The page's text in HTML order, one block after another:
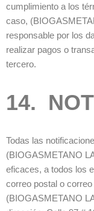
cumplimiento a los
caso,
responsable por los
realizar pagos o
tercero.
14.
Todas las
(BIOGASMETANO
eficaces, a todos los
correo postal o
(BIOGASMETANO